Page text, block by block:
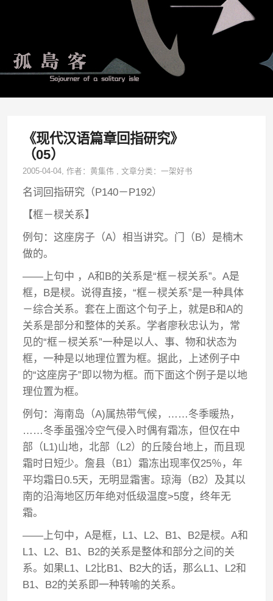
《现代汉语篇章回指研究》
（05）
2005-04-04, 作者：黄集伟 ,文章分类：一架好书
名词回指研究（P140－P192）
【框－棂关系】
例句：这座房子（A）相当讲究。门（B）是楠木
做的。
——上句中 ，A和B的关系是“框－棂关系”。A是
框，B是棂。说得直接，“框－棂关系”是一种具体
－综合关系。套在上面这个句子上，就是B和A的
关系是部分和整体的关系。学者廖秋忠认为，常
见的“框－棂关系”一种是以人、事、物和状态为
框，一种是以地理位置为框。据此，上述例子中
的“这座房子”即以物为框。而下面这个例子是以地
理位置为框。
例句：海南岛（A)属热带气候，……冬季暖热，
……冬季虽强冷空气侵入时偶有霜冻，但仅在中
部（L1)山地，北部（L2）的丘陵台地上，而且现
霜时日短少。詹县（B1）霜冻出现率仅25％，年
平均霜日0.5天，无明显霜害。琼海（B2）及其以
南的沿海地区历年绝对低级温度>5度，终年无
霜。
——上句中，A是框，L1、L2、B1、B2是棂。A和
L1、L2、B1、B2的关系是整体和部分之间的关
系。如果L1、L2比B1、B2大的话，那么L1、L2和
B1、B2的关系即一种转喻的关系。